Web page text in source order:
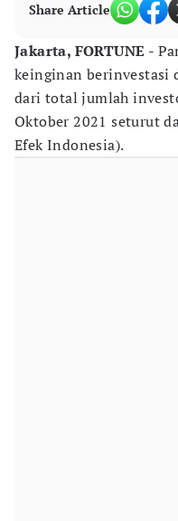
Share Article
Jakarta, FORTUNE -
keinginan berinvestasi
dari total jumlah
Oktober 2021 seturut
Efek Indonesia).